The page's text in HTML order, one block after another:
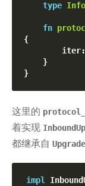
type
fn
{
这里的
着实现
都继承自
impl